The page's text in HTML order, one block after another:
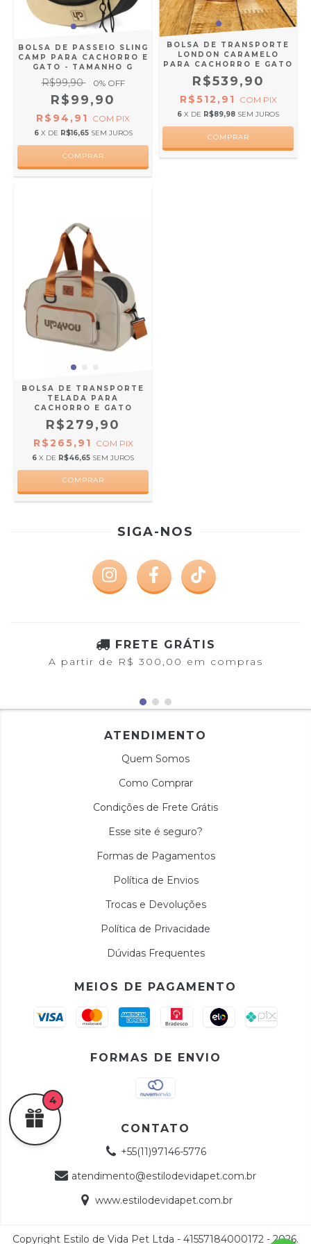
BOLSA DE PASSEIO SLING
CAMP PARA CACHORRO E
GATO - TAMANHO G
R$99,90 0% OFF
R$99,90
R$94,91 COM PIX
6 X DE R$16,65 SEM JUROS
BOLSA DE TRANSPORTE
LONDON CARAMELO
PARA CACHORRO E GATO
R$539,90
R$512,91 COM PIX
6 X DE R$89,98 SEM JUROS
BOLSA DE TRANSPORTE
TELADA PARA
CACHORRO E GATO
R$279,90
R$265,91 COM PIX
6 X DE R$46,65 SEM JUROS
SIGA-NOS
FRETE GRÁTIS
A partir de R$ 300,00 em compras
ATENDIMENTO
Quem Somos
Como Comprar
Condições de Frete Grátis
Esse site é seguro?
Formas de Pagamentos
Política de Envios
Trocas e Devoluções
Política de Privacidade
Dúvidas Frequentes
MEIOS DE PAGAMENTO
FORMAS DE ENVIO
CONTATO
+55(11)97146-5776
atendimento@estilodevidapet.com.br
www.estilodevidapet.com.br
Copyright Estilo de Vida Pet Ltda - 41557184000172 - 2026.
4